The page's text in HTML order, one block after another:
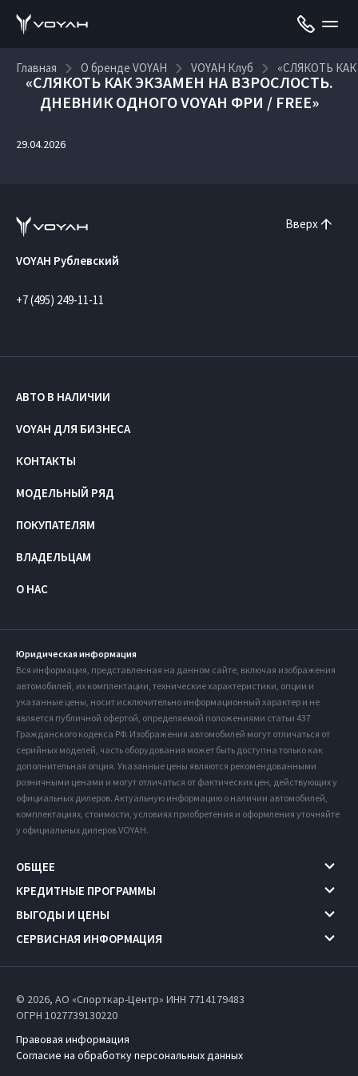
Главная О бренде VOYAH VOYAH Клуб «СЛЯКОТЬ
«СЛЯКОТЬ КАК ЭКЗАМЕН НА ВЗРОСЛОСТЬ.
ДНЕВНИК ОДНОГО VOYAH ФРИ / FREE»
29.04.2026
Вверх
VOYAH Рублевский
+7 (495) 249-11-11
АВТО В НАЛИЧИИ
VOYAH ДЛЯ БИЗНЕСА
КОНТАКТЫ
МОДЕЛЬНЫЙ РЯД
ПОКУПАТЕЛЯМ
ВЛАДЕЛЬЦАМ
О НАС
Юридическая информация
Вся информация, представленная на данном сайте, включая изображения
автомобилей, их комплектации, технические характеристики, опции и
указанные цены, носит исключительно информационный характер и не
является публичной офертой, определяемой положениями статьи 437
Гражданского кодекса РФ. Изображения автомобилей могут отличаться от
серийных моделей, часть оборудования может быть доступна только как
дополнительная опция. Указанные цены являются рекомендованными
розничными ценами и могут отличаться от фактических цен, действующих у
официальных дилеров. Актуальную информацию о наличии автомобилей,
комплектациях, стоимости, условиях приобретения и оформления уточняйте
у официальных дилеров VOYAH.
ОБЩЕЕ
КРЕДИТНЫЕ ПРОГРАММЫ
ВЫГОДЫ И ЦЕНЫ
СЕРВИСНАЯ ИНФОРМАЦИЯ
© 2026, АО «Спорткар-Центр» ИНН 7714179483
ОГРН 1027739130220
Правовая информация
Согласие на обработку персональных данных